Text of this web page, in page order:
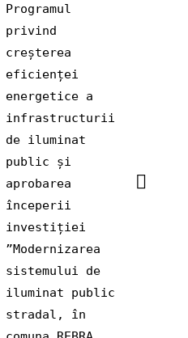
Programul
privind
creșterea
eficienței
energetice a
infrastructurii
de iluminat
public și
aprobarea
începerii
investiției
”Modernizarea
sistemului de
iluminat public
stradal, în